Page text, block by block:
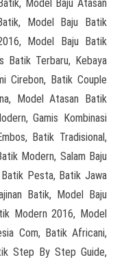
Model Baju Atasan
Model Baju Batik
Model Baju Batik
Batik Terbaru, Kebaya
Cirebon, Batik Couple
Model Atasan Batik
Gamis Kombinasi
Batik Tradisional,
Modern, Salam Baju
Pesta, Batik Jawa
Batik, Model Baju
Modern 2016, Model
Com, Batik Africani,
Step By Step Guide,